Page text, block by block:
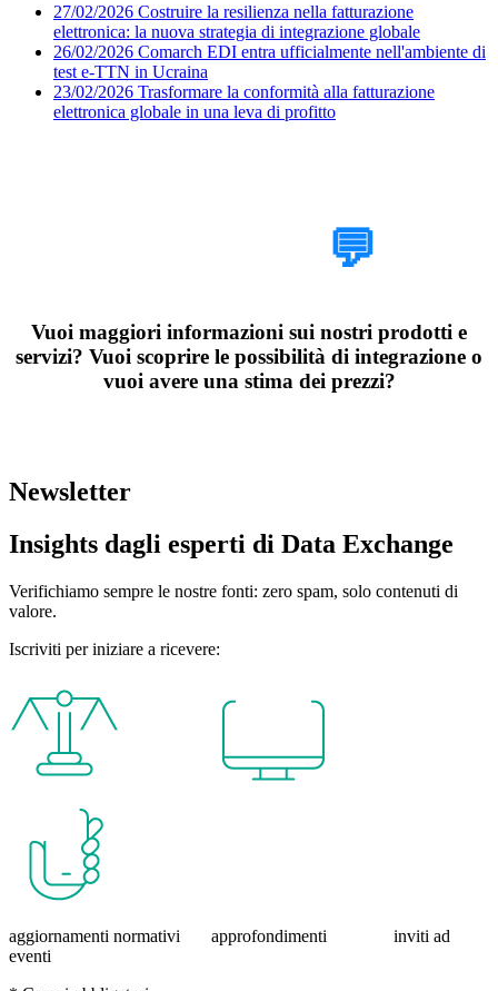
27/02/2026 Costruire la resilienza nella fatturazione
elettronica: la nuova strategia di integrazione globale
26/02/2026 Comarch EDI entra ufficialmente nell'ambiente di
test e-TTN in Ucraina
23/02/2026 Trasformare la conformità alla fatturazione
elettronica globale in una leva di profitto
💬
Vuoi maggiori informazioni sui nostri prodotti e
servizi? Vuoi scoprire le possibilità di integrazione o
vuoi avere una stima dei prezzi?
Newsletter
Insights dagli esperti di Data Exchange
Verifichiamo sempre le nostre fonti: zero spam, solo contenuti di
valore.
Iscriviti per iniziare a ricevere:
aggiornamenti normativi approfondimenti inviti ad
eventi